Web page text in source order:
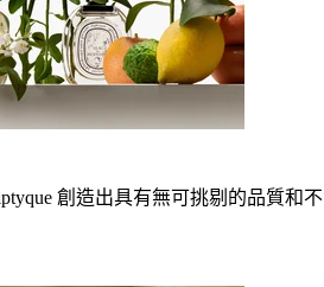
創造出具有無可挑剔的品質和不